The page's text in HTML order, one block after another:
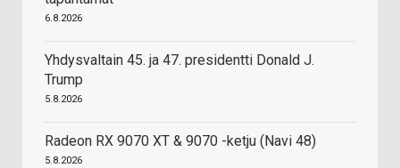
6.8.2026
Yhdysvaltain 45. ja 47. presidentti Donald J.
Trump
5.8.2026
Radeon RX 9070 XT & 9070 -ketju (Navi 48)
5.8.2026